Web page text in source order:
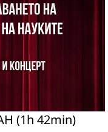
(1h 42min)